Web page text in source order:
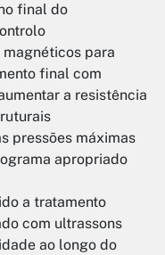
final do
para
final com
a resistência
pressões máximas
apropriado
a tratamento
com ultrassons
ao longo do